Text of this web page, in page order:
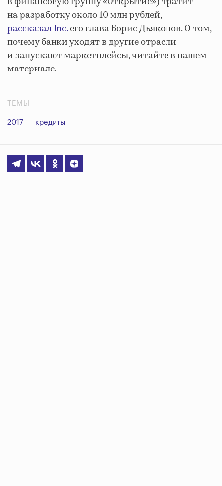
на разработку около 10 млн рублей,
рассказал Inc.его глава Борис Дьяконов. О том,
почему банки уходят в другие отрасли
и запускают маркетплейсы, читайте в нашем
материале.
ТЕМЫ
2017 кредиты